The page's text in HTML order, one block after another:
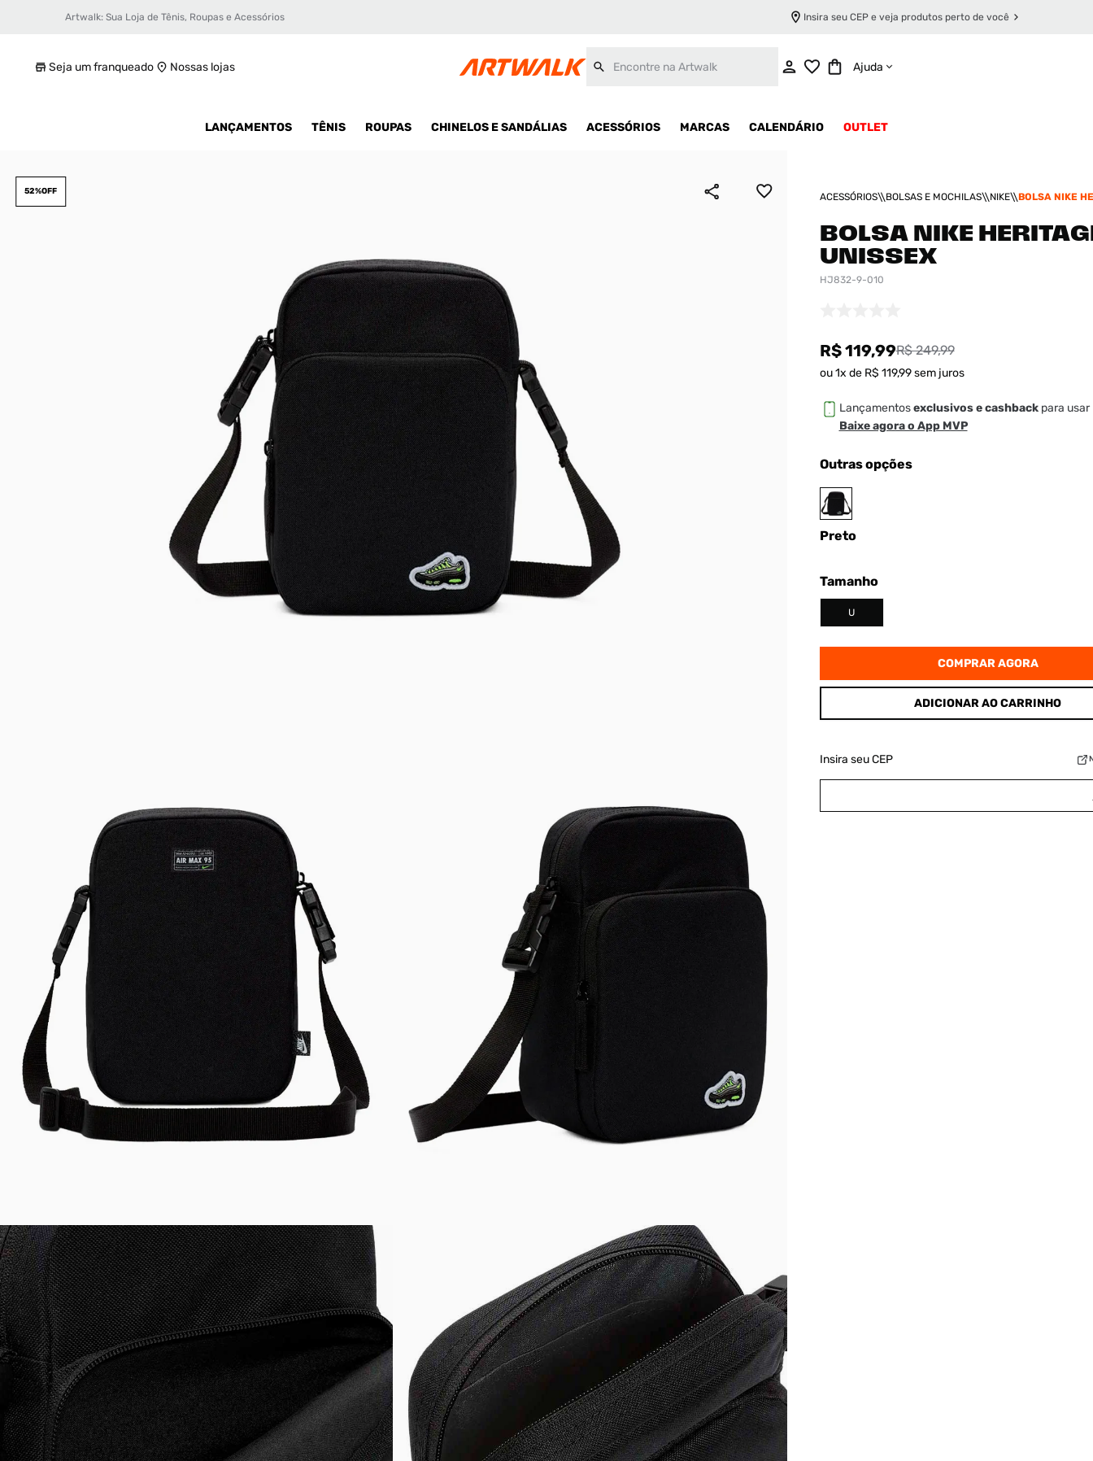
Artwalk: Sua Loja de Tênis, Roupas e Acessórios Insira seu CEP e veja produtos perto de você
Seja um franqueado Nossas lojas Ajuda
LANÇAMENTOS TÊNIS ROUPAS CHINELOS E SANDÁLIAS ACESSÓRIOS MARCAS CALENDÁRIO OUTLET
52%OFF ACESSÓRIOS BOLSAS E MOCHILAS NIKE
BOLSA NIKE
BOLSA NIKE
UNISSEX
HJ832-9-010
R$ 119,99R$ 249,99
ou1x de R$ 119,99sem juros
Lançamentosexclusivos e cashbackpara usar
Baixe agora o App MVP
Outras opções
Preto
Tamanho
U
COMPRAR AGORA
ADICIONAR AO CARRINHO
Insira seu CEP
Bolsa Nike Heritage Unissex